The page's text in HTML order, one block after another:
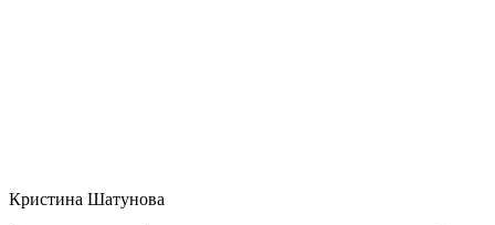
Кристина Шатунова